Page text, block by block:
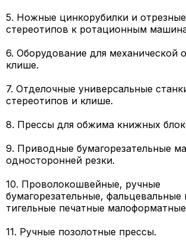
5. Ножные цинкорубилки и
стереотипов к ротационным
6. Оборудование для механической
клише.
7. Отделочные универсальные
стереотипов и клише.
8. Прессы для обжима книжных
9. Приводные бумагорезательные
односторонней резки.
10. Проволокошвейные, ручные
бумагорезательные,
тигельные печатные
11. Ручные позолотные прессы.